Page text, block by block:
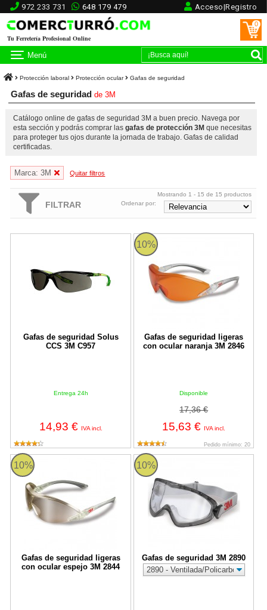
972 233 731 648 179 479 Acceso|Registro
Tu Ferretería Profesional Online
0
Menú
Protección laboral Protección ocular Gafas de seguridad
Gafas de seguridadde3M
Catálogo online de gafas de seguridad 3M a buen precio. Navega por
esta sección y podrás comprar las gafas de protección 3M que necesitas
para proteger tus ojos durante la jornada de trabajo. Gafas de calidad
certificadas.
Marca: 3M Quitar filtros
FILTRAR
Mostrando 1 - 15 de 15 productos
Ordenar por:
Gafas de seguridad Solus
CCS 3M C957
Entrega 24h
14,93 € IVA incl.
Gafas de seguridad Solus CCS 3M C957
10%
Gafas de seguridad ligeras
con ocular naranja 3M 2846
Disponible
17,36 €
15,63 € IVA incl.
Pedido mínimo: 20
Gafas de seguridad ligeras con
10%
Gafas de seguridad ligeras
con ocular espejo 3M 2844
Gafas de seguridad ligeras con ocular espejo 3M 2844
10%
Gafas de seguridad 3M 2890
Gafas de seguridad 3M 2890